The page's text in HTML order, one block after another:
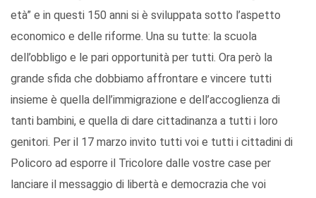
età” e in questi 150 anni si è sviluppata sotto l’aspetto
economico e delle riforme. Una su tutte: la scuola
dell’obbligo e le pari opportunità per tutti. Ora però la
grande sfida che dobbiamo affrontare e vincere tutti
insieme è quella dell’immigrazione e dell’accoglienza di
tanti bambini, e quella di dare cittadinanza a tutti i loro
genitori. Per il 17 marzo invito tutti voi e tutti i cittadini di
Policoro ad esporre il Tricolore dalle vostre case per
lanciare il messaggio di libertà e democrazia che voi